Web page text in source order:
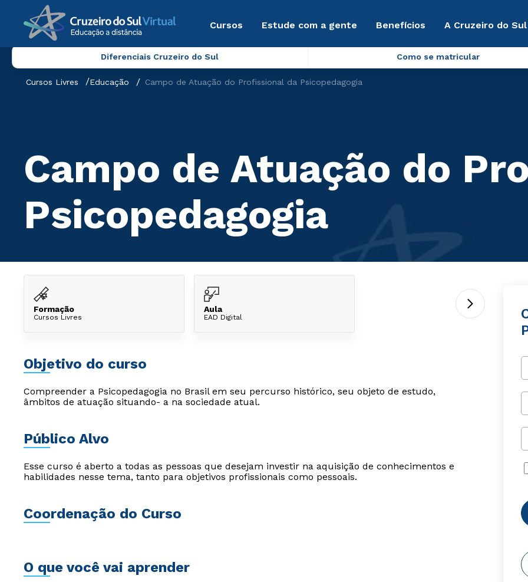
Cursos Estude com a gente Benefícios A Cruzeiro do
Diferenciais Cruzeiro do Sul Como se matricular
Cursos Livres Educação Campo de Atuação do Profissional da Psicopedagogia
Campo de Atuação do
Psicopedagogia
Formação
Cursos Livres
Aula
EAD Digital
Objetivo do curso
Compreender a Psicopedagogia no Brasil em seu percurso histórico, seu objeto de estudo,
âmbitos de atuação situando- a na sociedade atual.
Público Alvo
Esse curso é aberto a todas as pessoas que desejam investir na aquisição de conhecimentos e
habilidades nesse tema, tanto para objetivos profissionais como pessoais.
Coordenação do Curso
O que você vai aprender